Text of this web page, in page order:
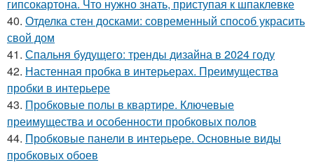
гипсокартона. Что нужно знать, приступая к шпаклевке
40. Отделка стен досками: современный способ украсить
свой дом
41. Спальня будущего: тренды дизайна в 2024 году
42. Настенная пробка в интерьерах. Преимущества
пробки в интерьере
43. Пробковые полы в квартире. Ключевые
преимущества и особенности пробковых полов
44. Пробковые панели в интерьере. Основные виды
пробковых обоев